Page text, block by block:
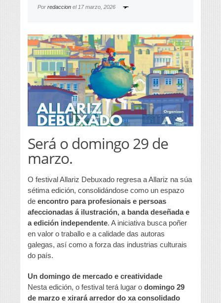
Por redaccion el 17 marzo, 2026
Será o domingo 29 de
marzo.
O festival Allariz Debuxado regresa a Allariz na súa
sétima edición, consolidándose como un espazo
de encontro para profesionais e persoas
afeccionadas á ilustración, a banda deseñada e
a edición independente. A iniciativa busca poñer
en valor o traballo e a calidade das autoras
galegas, así como a forza das industrias culturais
do país.
Un domingo de mercado e creatividade
Nesta edición, o festival terá lugar o domingo 29
de marzo e xirará arredor do xa consolidado